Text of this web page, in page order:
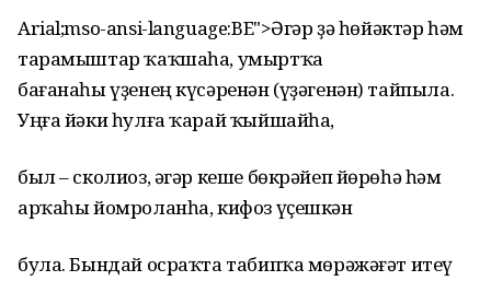
Arial;mso-ansi-language:BE">Әгәр ҙә һөйәктәр һәм
тарамыштар ҡаҡшаһа, умыртҡа
бағанаһы үҙенең күсәренән (үҙәгенән) тайпыла.
Уңға йәки һулға ҡарай ҡыйшайһа,
был – сколиоз, әгәр кеше бөкрәйеп йөрөһә һәм
арҡаһы йомроланһа, кифоз үҫешкән
була. Бындай осраҡта табипҡа мөрәжәғәт итеү